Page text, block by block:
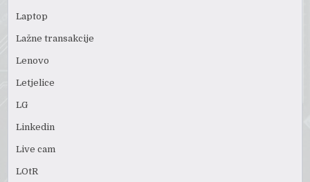
Laptop
Lažne transakcije
Lenovo
Letjelice
LG
Linkedin
Live cam
LOtR